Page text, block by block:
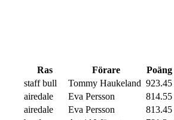
Ras Förare Poäng
staff bull Tommy Haukeland 923.45
airedale Eva Persson 814.55
airedale Eva Persson 813.45